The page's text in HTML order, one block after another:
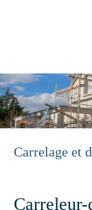
Carrelage et